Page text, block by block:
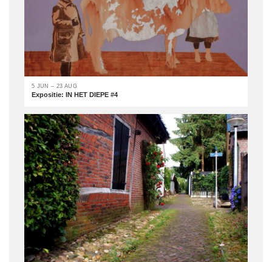
5 JUN – 23 AUG
Expositie: IN HET DIEPE #4